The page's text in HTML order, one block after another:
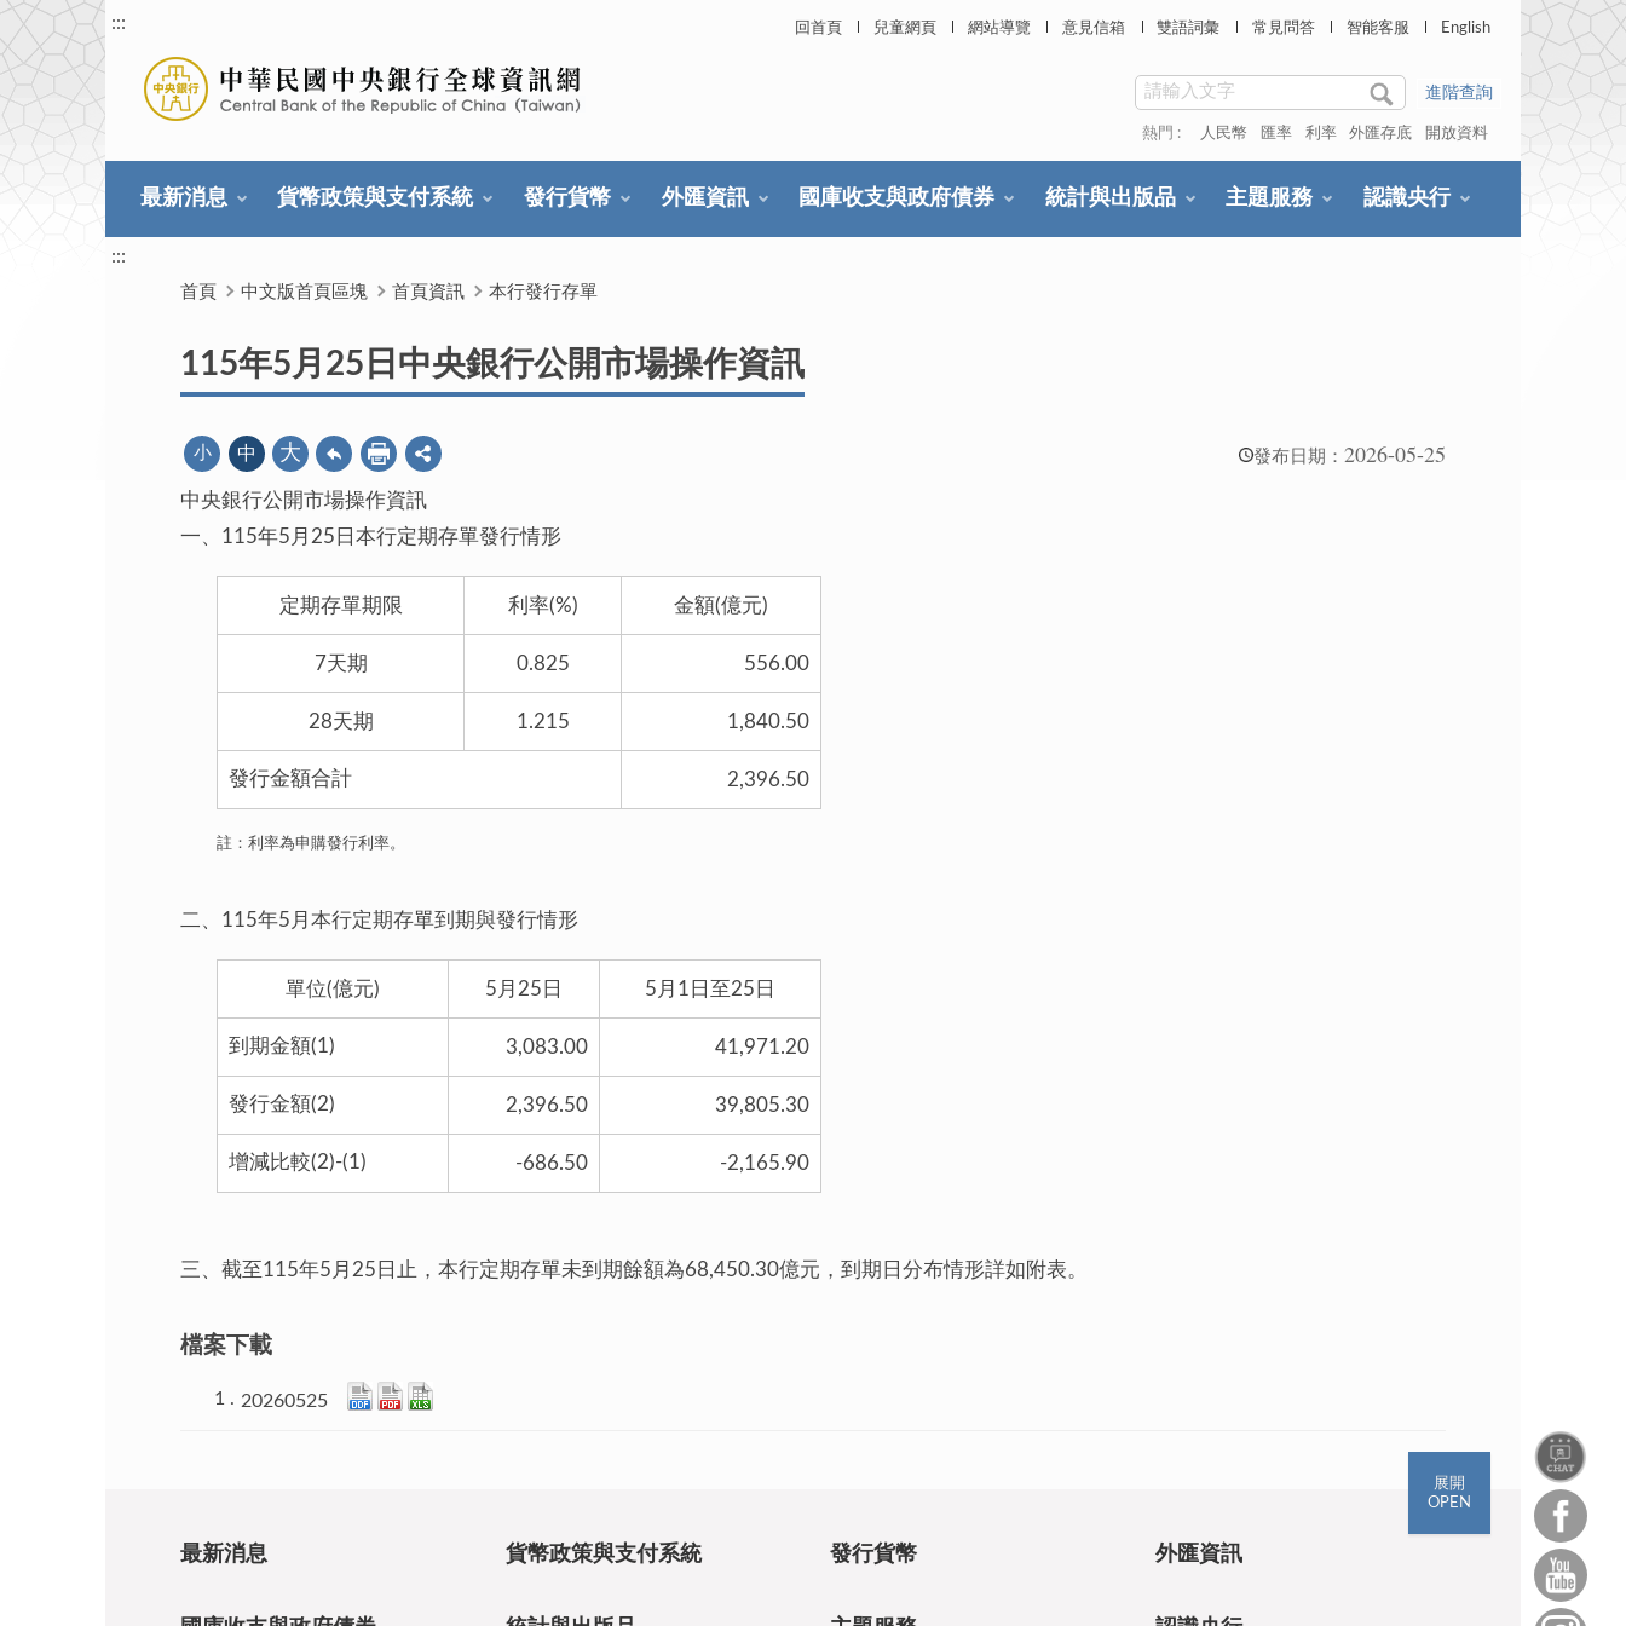
回首頁 兒童網頁 網站導覽 意見信箱 雙語詞彙 常見問答 智能客服 English
:::
進階查詢
熱門 : 人民幣 匯率 利率 外匯存底 開放資料
最新消息 貨幣政策與支付系統 發行貨幣 外匯資訊 國庫收支與政府債券 統計與出版品 主題服務 認識央行
:::
首頁 中文版首頁區塊 首頁資訊 本行發行存單
115年5月25日中央銀行公開市場操作資訊
發布日期： 2026-05-25
小 中 大
中央銀行公開市場操作資訊
一、115年5月25日本行定期存單發行情形
定期存單期限 利率(%) 金額(億元)
7天期 0.825 556.00
28天期 1.215 1,840.50
發行金額合計 2,396.50
註：利率為申購發行利率。
二、115年5月本行定期存單到期與發行情形
單位(億元) 5月25日 5月1日至25日
到期金額(1) 3,083.00 41,971.20
發行金額(2) 2,396.50 39,805.30
增減比較(2)-(1) -686.50 -2,165.90
三、截至115年5月25日止，本行定期存單未到期餘額為68,450.30億元，到期日分布情形詳如附表。
檔案下載
20260525
展開
OPEN
最新消息 貨幣政策與支付系統 發行貨幣 外匯資訊